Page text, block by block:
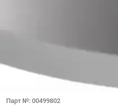
Парт №: 00499802